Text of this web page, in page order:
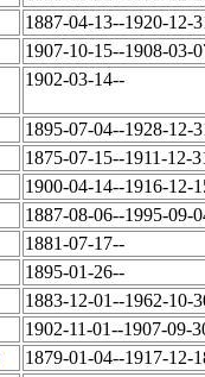
1887-04-13--1920-12-
1907-10-15--1908-03-
1902-03-14--
1895-07-04--1928-12-
1875-07-15--1911-12-
1900-04-14--1916-12-
1887-08-06--1995-09-
1881-07-17--
1895-01-26--
1883-12-01--1962-10-
1902-11-01--1907-09-
1879-01-04--1917-12-